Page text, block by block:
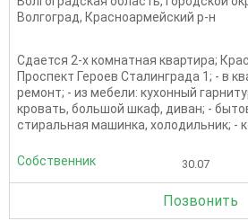
Волгоград, Красноармейский р-н
Сдается 2-х комнатная квартира;
Проспект Героев Сталинграда 1; - в
ремонт; - из мебели: кухонный
кровать, большой шкаф, диван; -
стиральная машинка, холодильник; -
Собственник 30.07
Позвонить